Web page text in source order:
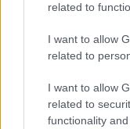
related to
I want to allow
related to
I want to allow
related to
functionality
19 évesen nyert
szakértő elemzi
átalakulását